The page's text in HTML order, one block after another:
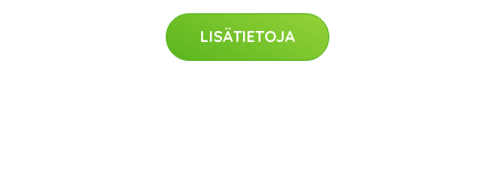
LISÄTIETOJA